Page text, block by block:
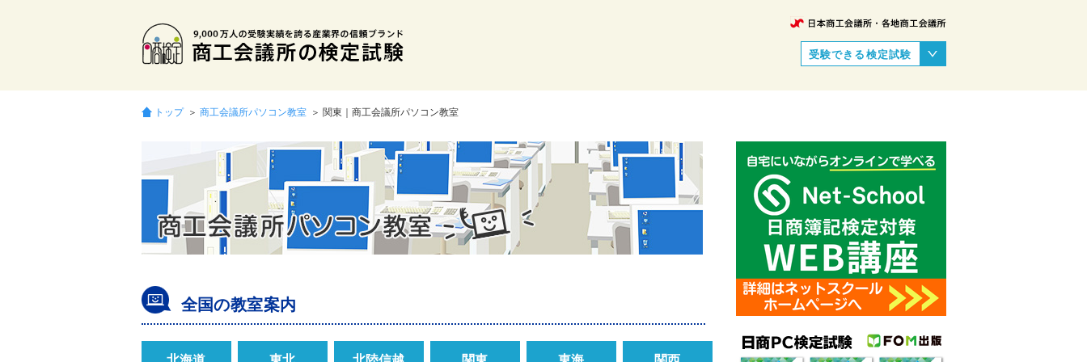
受験できる検定試験
トップ ＞ 商工会議所パソコン教室 ＞ 関東｜商工会議所パソコン教室
全国の教室案内